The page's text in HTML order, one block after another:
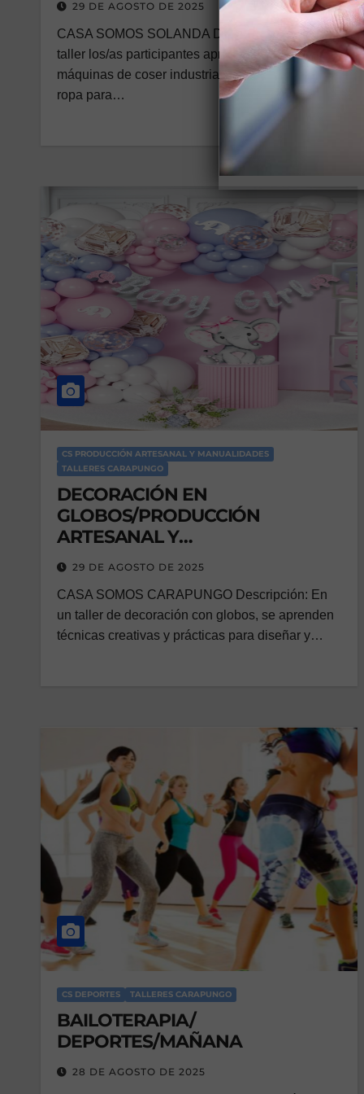
29 DE AGOSTO DE 2025
CASA SOMOS SOLANDA Descripción: En este
taller los/as participantes aprenderán a manejar
máquinas de coser industriales y confeccionar
ropa para…
CS PRODUCCIÓN ARTESANAL Y MANUALIDADES
TALLERES CARAPUNGO
DECORACIÓN EN
GLOBOS/PRODUCCIÓN
ARTESANAL Y
MANUALIDADES/MÓDULO 1
29 DE AGOSTO DE 2025
CASA SOMOS CARAPUNGO Descripción: En
un taller de decoración con globos, se aprenden
técnicas creativas y prácticas para diseñar y…
CS DEPORTES TALLERES CARAPUNGO
BAILOTERAPIA/
DEPORTES/MAÑANA
28 DE AGOSTO DE 2025